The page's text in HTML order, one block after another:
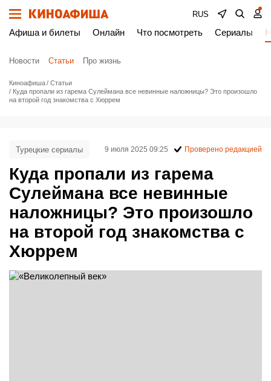
RUS
Афиша и билеты Онлайн Что посмотреть Сериалы
Новости Статьи Про жизнь
Киноафиша
Статьи
Куда пропали из гарема Сулеймана все невинные наложницы? Это произошло
на второй год знакомства с Хюррем
Куда пропали из гарема
Сулеймана все невинные
наложницы? Это произошло
на второй год знакомства с
Хюррем
Турецкие сериалы 9 июля 2025 09:25 Проверено редакцией